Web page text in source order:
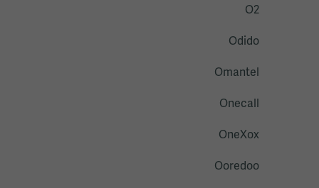
O2
Odido
Omantel
Onecall
OneXox
Ooredoo